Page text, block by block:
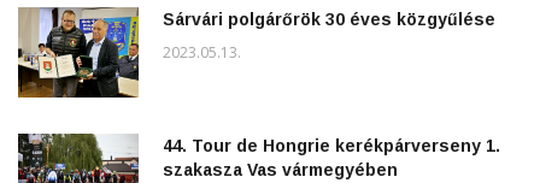
Sárvári polgárőrök 30 éves közgyűlése
2023.05.13.
44. Tour de Hongrie kerékpárverseny 1.
szakasza Vas vármegyében